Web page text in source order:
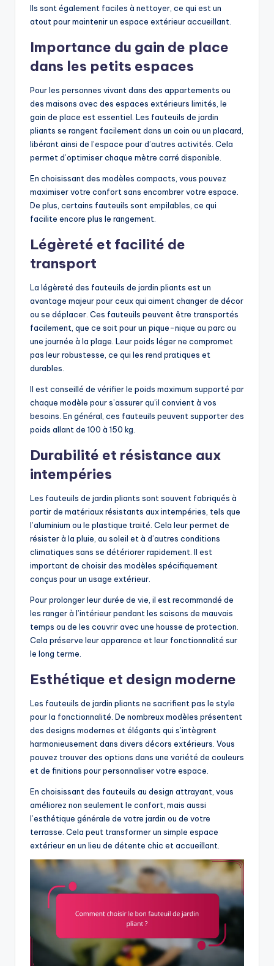
Ils sont également faciles à nettoyer, ce qui est un
atout pour maintenir un espace extérieur accueillant.
Importance du gain de place
dans les petits espaces
Pour les personnes vivant dans des appartements ou
des maisons avec des espaces extérieurs limités, le
gain de place est essentiel. Les fauteuils de jardin
pliants se rangent facilement dans un coin ou un placard,
libérant ainsi de l’espace pour d’autres activités. Cela
permet d’optimiser chaque mètre carré disponible.
En choisissant des modèles compacts, vous pouvez
maximiser votre confort sans encombrer votre espace.
De plus, certains fauteuils sont empilables, ce qui
facilite encore plus le rangement.
Légèreté et facilité de
transport
La légèreté des fauteuils de jardin pliants est un
avantage majeur pour ceux qui aiment changer de décor
ou se déplacer. Ces fauteuils peuvent être transportés
facilement, que ce soit pour un pique-nique au parc ou
une journée à la plage. Leur poids léger ne compromet
pas leur robustesse, ce qui les rend pratiques et
durables.
Il est conseillé de vérifier le poids maximum supporté par
chaque modèle pour s’assurer qu’il convient à vos
besoins. En général, ces fauteuils peuvent supporter des
poids allant de 100 à 150 kg.
Durabilité et résistance aux
intempéries
Les fauteuils de jardin pliants sont souvent fabriqués à
partir de matériaux résistants aux intempéries, tels que
l’aluminium ou le plastique traité. Cela leur permet de
résister à la pluie, au soleil et à d’autres conditions
climatiques sans se détériorer rapidement. Il est
important de choisir des modèles spécifiquement
conçus pour un usage extérieur.
Pour prolonger leur durée de vie, il est recommandé de
les ranger à l’intérieur pendant les saisons de mauvais
temps ou de les couvrir avec une housse de protection.
Cela préserve leur apparence et leur fonctionnalité sur
le long terme.
Esthétique et design moderne
Les fauteuils de jardin pliants ne sacrifient pas le style
pour la fonctionnalité. De nombreux modèles présentent
des designs modernes et élégants qui s’intègrent
harmonieusement dans divers décors extérieurs. Vous
pouvez trouver des options dans une variété de couleurs
et de finitions pour personnaliser votre espace.
En choisissant des fauteuils au design attrayant, vous
améliorez non seulement le confort, mais aussi
l’esthétique générale de votre jardin ou de votre
terrasse. Cela peut transformer un simple espace
extérieur en un lieu de détente chic et accueillant.